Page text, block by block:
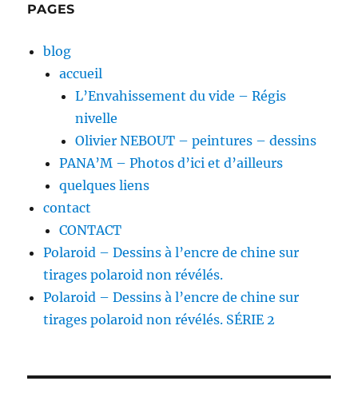
PAGES
blog
accueil
L’Envahissement du vide – Régis
nivelle
Olivier NEBOUT – peintures – dessins
PANA’M – Photos d’ici et d’ailleurs
quelques liens
contact
CONTACT
Polaroid – Dessins à l’encre de chine sur
tirages polaroid non révélés.
Polaroid – Dessins à l’encre de chine sur
tirages polaroid non révélés. SÉRIE 2